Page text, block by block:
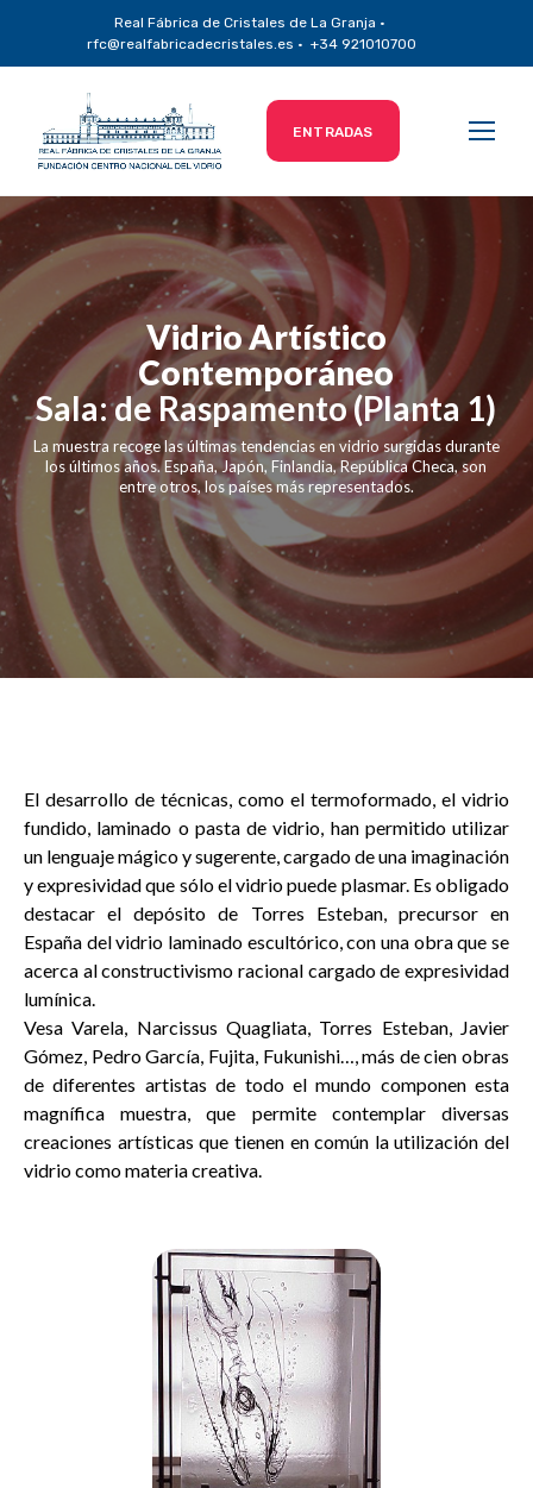
Real Fábrica de Cristales de La Granja ·
rfc@realfabricadecristales.es · +34 921010700
ENTRADAS
Vidrio Artístico
Contemporáneo
Sala: de Raspamento (Planta 1)
La muestra recoge las últimas tendencias en vidrio surgidas durante
los últimos años. España, Japón, Finlandia, República Checa, son
entre otros, los países más representados.
El desarrollo de técnicas, como el termoformado, el vidrio
fundido, laminado o pasta de vidrio, han permitido utilizar
un lenguaje mágico y sugerente, cargado de una imaginación
y expresividad que sólo el vidrio puede plasmar. Es obligado
destacar el depósito de Torres Esteban, precursor en
España del vidrio laminado escultórico, con una obra que se
acerca al constructivismo racional cargado de expresividad
lumínica.
Vesa Varela, Narcissus Quagliata, Torres Esteban, Javier
Gómez, Pedro García, Fujita, Fukunishi…, más de cien obras
de diferentes artistas de todo el mundo componen esta
magnífica muestra, que permite contemplar diversas
creaciones artísticas que tienen en común la utilización del
vidrio como materia creativa.